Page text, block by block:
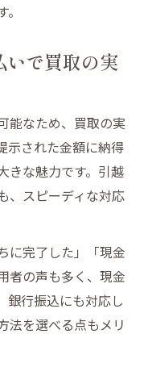
で買取の実
能なため、買取の実
示された金額に納得
きな魅力です。引越
、スピーディな対応
に完了した」「現金
者の声も多く、現金
銀行振込にも対応し
法を選べる点もメリ